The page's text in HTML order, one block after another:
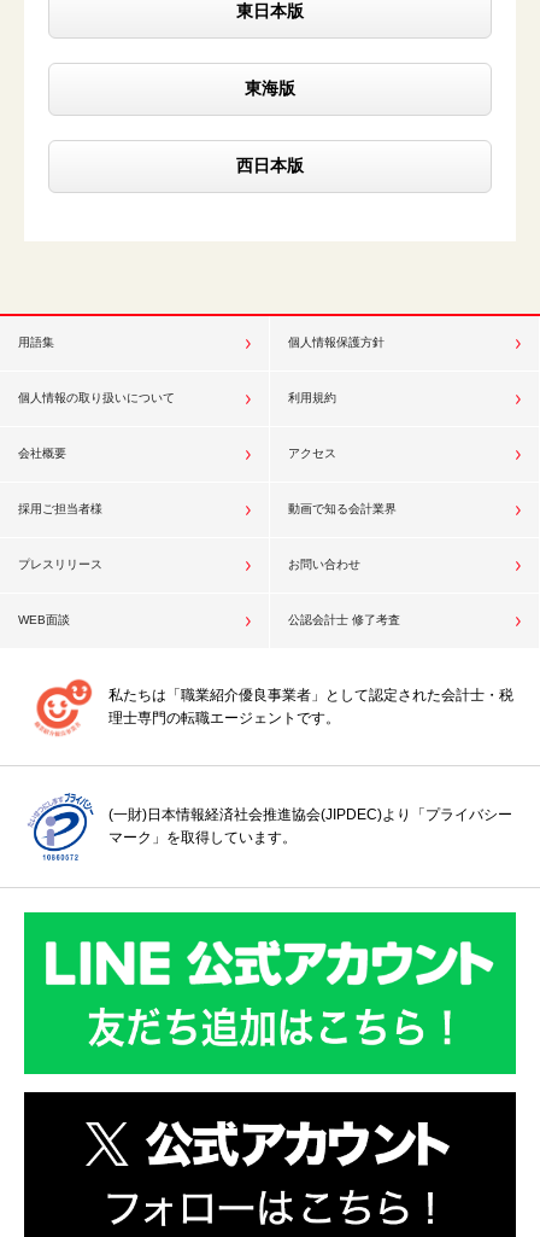
東日本版
東海版
西日本版
会社概要 アクセス
個人情報保護方針
個人情報の取り扱いについて 利用規約
プレスリリース
採用ご担当者様
お問い合わせ
動画で知る会計業界
WEB面談 公認会計士 修了考査
用語集
私たちは「職業紹介優良事業者」として認定された会計士・税
理士専門の転職エージェントです。
(一財)日本情報経済社会推進協会(JIPDEC)より「プライバシー
マーク」を取得しています。